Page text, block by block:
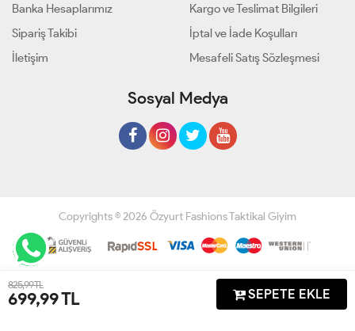
825,99 TL
699,99TL SEPETE EKLE
Banka Hesaplarımız
Sipariş Takibi
İletişim
Kargo ve Teslimat Bilgileri
İptal ve İade Koşulları
Mesafeli Satış Sözleşmesi
Sosyal Medya
Copyrights © 2026 Özyurt Fashions Taktikal Giyim
Geliştir - powered by innovation
Anasayfa Sipariş Takibi İletişim